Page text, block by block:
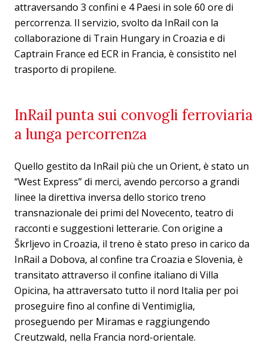
attraversando 3 confini e 4 Paesi in sole 60 ore di
percorrenza. Il servizio, svolto da InRail con la
collaborazione di Train Hungary in Croazia e di
Captrain France ed ECR in Francia, è consistito nel
trasporto di propilene.
InRail punta sui convogli ferroviaria
a lunga percorrenza
Quello gestito da InRail più che un Orient, è stato un
“West Express” di merci, avendo percorso a grandi
linee la direttiva inversa dello storico treno
transnazionale dei primi del Novecento, teatro di
racconti e suggestioni letterarie. Con origine a
Škrljevo in Croazia, il treno è stato preso in carico da
InRail a Dobova, al confine tra Croazia e Slovenia, è
transitato attraverso il confine italiano di Villa
Opicina, ha attraversato tutto il nord Italia per poi
proseguire fino al confine di Ventimiglia,
proseguendo per Miramas e raggiungendo
Creutzwald, nella Francia nord-orientale.